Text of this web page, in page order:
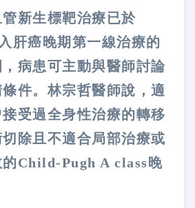
新生標靶治療已於
肝癌晚期第一線治療的
病患可主動與醫師討論
件。林宗哲醫師說，適
受過全身性治療的轉移
除且不適合局部治療或
的Child-Pugh A class晚